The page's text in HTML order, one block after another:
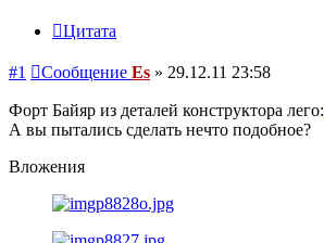
Цитата
#1 Сообщение Es » 29.12.11 23:58
Форт Байяр из деталей конструктора лего:
А вы пытались сделать нечто подобное?
Вложения